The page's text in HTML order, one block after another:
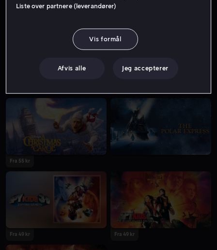
Fra 55 kr
Fra 49 kr Fra 49 kr
Liste over partnere (leverandører)
Vis formål
Afvis alle Jeg accepterer